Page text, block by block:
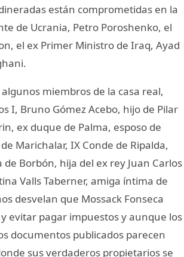
están comprometidas en la
de Ucrania, Petro Poroshenko, el
el ex Primer Ministro de Iraq, Ayad
miembros de la casa real,
I, Bruno Gómez Acebo, hijo de Pilar
ex duque de Palma, esposo de
Marichalar, IX Conde de Ripalda,
Borbón, hija del ex rey Juan Carlos
Valls Taberner, amiga íntima de
desvelan que Mossack Fonseca
evitar pagar impuestos y aunque los
documentos publicados parecen
sus verdaderos propietarios se